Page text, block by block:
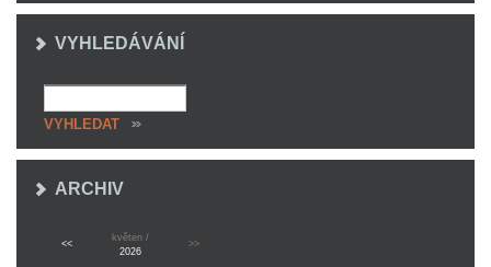
VYHLEDÁVÁNÍ
ARCHIV
<<
květen /
2026
>>